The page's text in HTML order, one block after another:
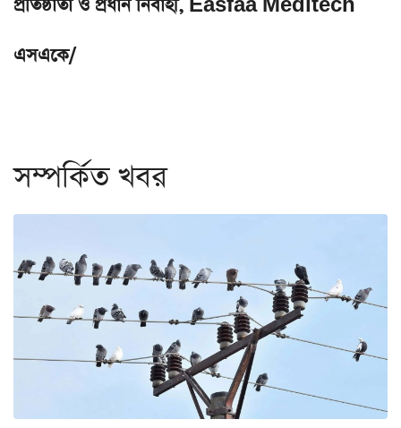
প্রতিষ্ঠাতা ও প্রধান নির্বাহী, Easfaa Meditech
এসএকে/
সম্পর্কিত খবর